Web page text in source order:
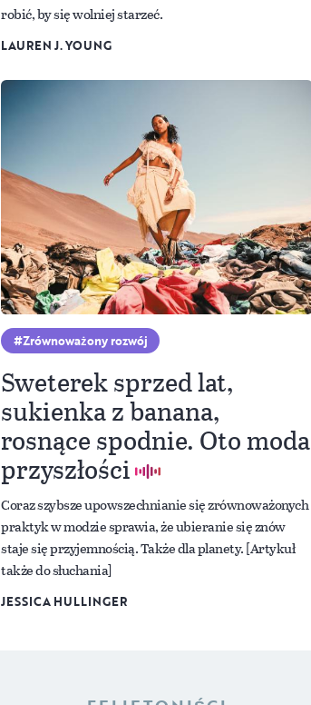
robić, by się wolniej starzeć.
LAUREN J. YOUNG
Zrównoważony rozwój
Sweterek sprzed lat,
sukienka z banana,
rosnące spodnie. Oto moda
przyszłości
Coraz szybsze upowszechnianie się zrównoważonych
praktyk w modzie sprawia, że ubieranie się znów
staje się przyjemnością. Także dla planety. [Artykuł
także do słuchania]
JESSICA HULLINGER